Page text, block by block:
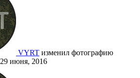
VYRT изменил фотографию
29 июня, 2016